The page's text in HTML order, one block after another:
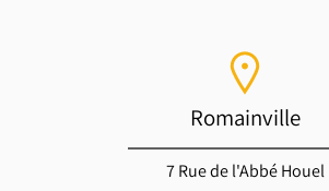
Romainville
7 Rue de l'Abbé Houel